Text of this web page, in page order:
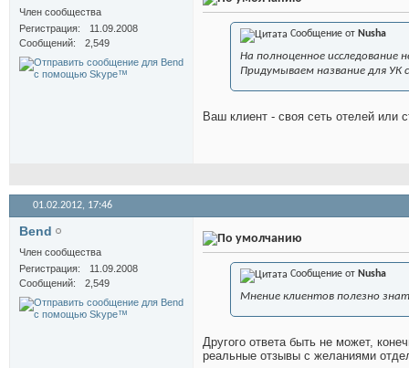
Член сообщества
Регистрация
11.09.2008
Сообщений
2,549
Сообщение от Nusha
На полноценное исследование
Придумываем название для УК
Ваш клиент - своя сеть отелей или
01.02.2012, 17:46
Bend
Член сообщества
Регистрация
11.09.2008
Сообщений
2,549
Сообщение от Nusha
Мнение клиентов полезно
Другого ответа быть не может,
реальные отзывы с желаниями